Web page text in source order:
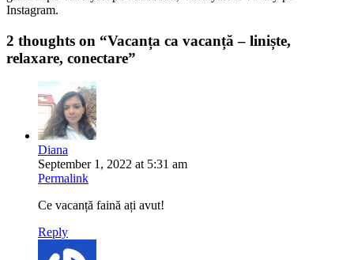
Instagram.
2 thoughts on “Vacanța ca vacanță – liniște,
relaxare, conectare”
Diana
September 1, 2022 at 5:31 am
Permalink
Ce vacanță faină ați avut!
Reply